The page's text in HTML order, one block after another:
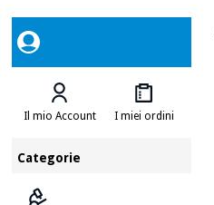
Il mio Account I miei ordini
Categorie